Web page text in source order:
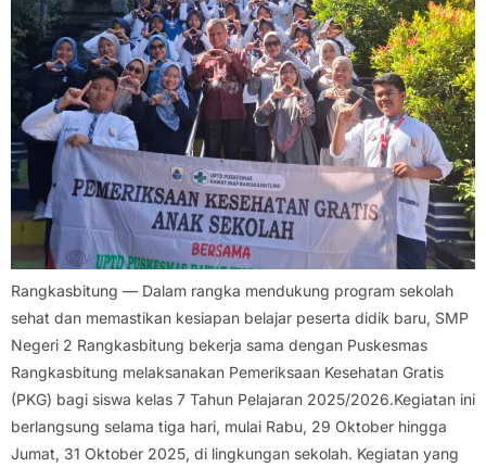
Rangkasbitung — Dalam rangka mendukung program sekolah
sehat dan memastikan kesiapan belajar peserta didik baru, SMP
Negeri 2 Rangkasbitung bekerja sama dengan Puskesmas
Rangkasbitung melaksanakan Pemeriksaan Kesehatan Gratis
(PKG) bagi siswa kelas 7 Tahun Pelajaran 2025/2026.Kegiatan ini
berlangsung selama tiga hari, mulai Rabu, 29 Oktober hingga
Jumat, 31 Oktober 2025, di lingkungan sekolah. Kegiatan yang